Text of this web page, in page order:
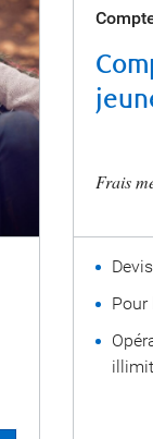
Frais
Pour